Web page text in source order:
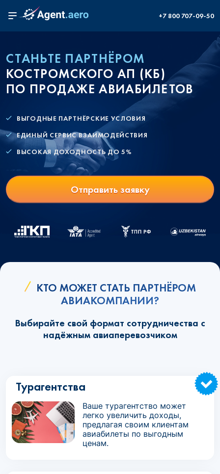
+7 800 707-09-50
СТАНЬТЕ ПАРТНЁРОМ
КОСТРОМСКОГО АП (КБ)
ПО ПРОДАЖЕ АВИАБИЛЕТОВ
ВЫГОДНЫЕ ПАРТНЁРСКИЕ УСЛОВИЯ
ЕДИНЫЙ СЕРВИС ВЗАИМОДЕЙСТВИЯ
ВЫСОКАЯ ДОХОДНОСТЬ ДО 5%
Отправить заявку
КТО МОЖЕТ СТАТЬ ПАРТНЁРОМ
АВИАКОМПАНИИ?
Выбирайте свой формат сотрудничества с
надёжным авиаперевозчиком
Турагентства
Ваше турагентство может
легко увеличить доходы,
предлагая своим клиентам
авиабилеты по выгодным
ценам.